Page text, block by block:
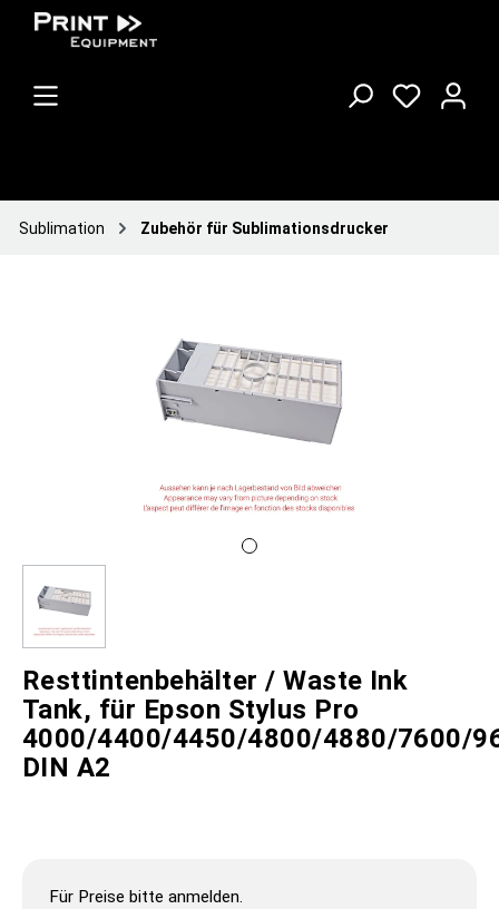
Sublimation Zubehör für Sublimationsdrucker
Resttintenbehälter / Waste Ink
Tank, für Epson Stylus Pro
4000/4400/4450/4800/4880/7600/
DIN A2
Für Preise bitte anmelden.